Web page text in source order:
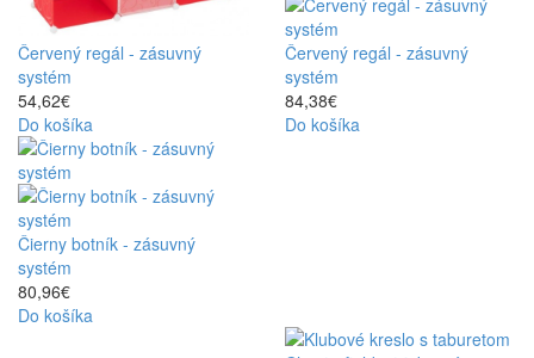
Červený regál - zásuvný
systém
54,62€
Do košíka
Červený regál - zásuvný
systém
84,38€
Do košíka
Čierny botník - zásuvný
systém
80,96€
Do košíka